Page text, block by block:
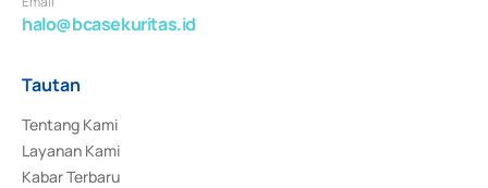
halo@bcasekuritas.id
Tautan
Tentang Kami
Layanan Kami
Kabar Terbaru